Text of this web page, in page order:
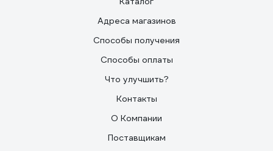
Адреса магазинов
Способы получения
Способы оплаты
Что улучшить?
Контакты
О Компании
Поставщикам